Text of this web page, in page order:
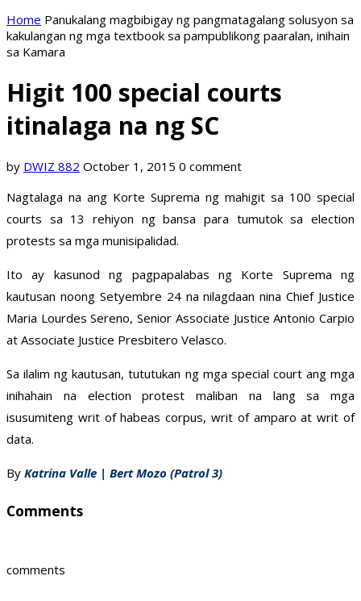
Home Panukalang magbibigay ng pangmatagalang solusyon sa
kakulangan ng mga textbook sa pampublikong paaralan, inihain
sa Kamara
Higit 100 special courts
itinalaga na ng SC
by DWIZ 882 October 1, 2015 0 comment
Nagtalaga na ang Korte Suprema ng mahigit sa 100 special
courts sa 13 rehiyon ng bansa para tumutok sa election
protests sa mga munisipalidad.
Ito ay kasunod ng pagpapalabas ng Korte Suprema ng
kautusan noong Setyembre 24 na nilagdaan nina Chief Justice
Maria Lourdes Sereno, Senior Associate Justice Antonio Carpio
at Associate Justice Presbitero Velasco.
Sa ilalim ng kautusan, tututukan ng mga special court ang mga
inihahain na election protest maliban na lang sa mga
isusumiteng writ of habeas corpus, writ of amparo at writ of
data.
By Katrina Valle | Bert Mozo (Patrol 3)
Comments
comments